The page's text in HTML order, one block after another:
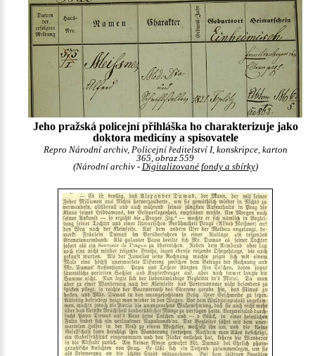
Jeho pražská policejní přihláška ho charakterizuje jako
doktora medicíny a spisovatele
Repro Národní archiv, Policejní ředitelství I, konskripce, karton
365, obraz 559
(Národní archiv - Digitalizované fondy a sbírky)